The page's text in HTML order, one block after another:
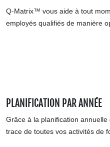
Q-Matrix™ vous aide à tout
employés qualifiés de manière
PLANIFICATION PAR ANNÉE
Grâce à la planification
trace de toutes vos activités de